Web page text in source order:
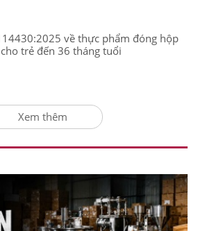
14430:2025 về thực phẩm đóng hộp
trẻ đến 36 tháng tuổi
Xem thêm